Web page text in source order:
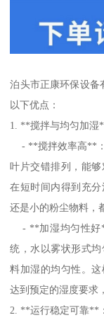
泊头市正康环保设备
以下优点：
1. **搅拌与均匀加湿
- **搅拌效率高**：
叶片交错排列，能
在短时间内得到充
还是小的粉尘物料，
- **加湿均匀性好
统，水以雾状形式
料加湿的均匀性。
达到预定的湿度要求
2. **运行稳定可靠**：